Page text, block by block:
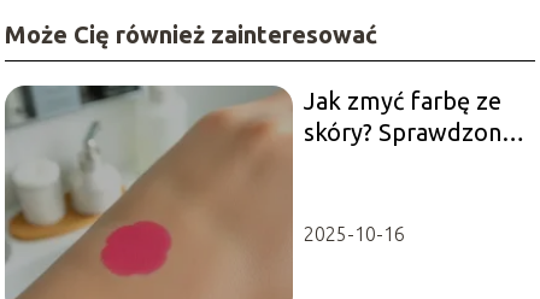
Może Cię również zainteresować
Jak zmyć farbę ze
skóry? Sprawdzone
2025-10-16